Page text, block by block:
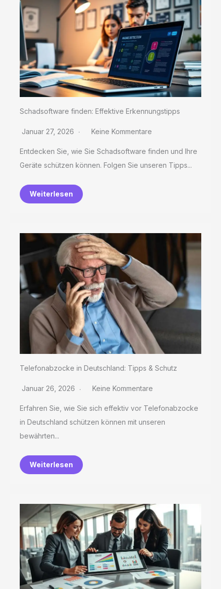
Schadsoftware finden: Effektive Erkennungstipps
Januar 27, 2026 Keine Kommentare
Entdecken Sie, wie Sie Schadsoftware finden und Ihre
Geräte schützen können. Folgen Sie unseren Tipps...
Weiterlesen
Telefonabzocke in Deutschland: Tipps & Schutz
Januar 26, 2026 Keine Kommentare
Erfahren Sie, wie Sie sich effektiv vor Telefonabzocke
in Deutschland schützen können mit unseren
bewährten...
Weiterlesen